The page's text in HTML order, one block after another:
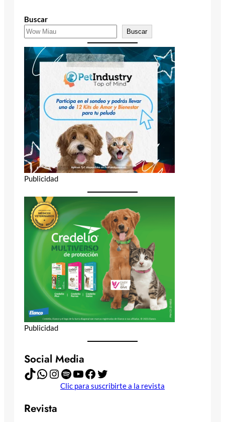
Buscar
Buscar
Publicidad
Publicidad
Social Media
TikTok WhatsApp Instagram Spotify YouTube Facebook Twitter
Clic para suscribirte a la revista
Revista